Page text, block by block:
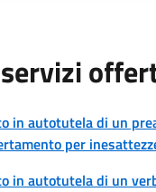
in autotutela di un
per
in autotutela di un